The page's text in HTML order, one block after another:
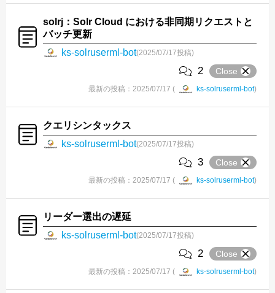
solrj：Solr Cloud における非同期リクエストと
バッチ更新
ks-solruserml-bot(2025/07/17投稿)
2 Close
最新の投稿：2025/07/17 ( ks-solruserml-bot)
クエリシンタックス
ks-solruserml-bot(2025/07/17投稿)
3 Close
最新の投稿：2025/07/17 ( ks-solruserml-bot)
リーダー選出の遅延
ks-solruserml-bot(2025/07/17投稿)
2 Close
最新の投稿：2025/07/17 ( ks-solruserml-bot)